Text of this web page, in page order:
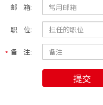
邮 箱:
职 位:
备 注:
提交